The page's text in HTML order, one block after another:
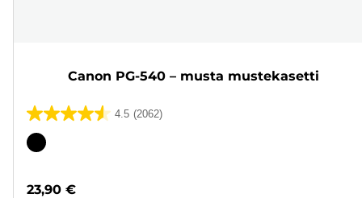
Canon PG-540 – musta mustekasetti
4.5 (2062)
4.5/5
tähteä.
Värikasetti
23,90 €